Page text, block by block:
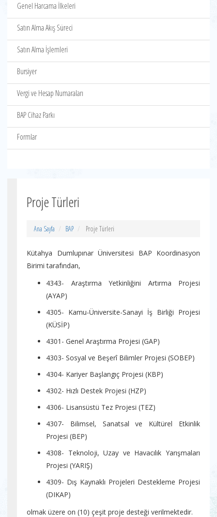
Genel Harcama İlkeleri
Satın Alma Akış Süreci
Satın Alma İşlemleri
Bursiyer
Vergi ve Hesap Numaraları
BAP Cihaz Parkı
Formlar
Proje Türleri
Ana Sayfa BAP Proje Türleri
Kütahya Dumlupınar Üniversitesi BAP Koordinasyon
Birimi tarafından,
4343- Araştırma Yetkinliğini Artırma Projesi
(AYAP)
4305- Kamu-Üniversite-Sanayi İş Birliği Projesi
(KÜSİP)
4301- Genel Araştırma Projesi (GAP)
4303- Sosyal ve Beşerî Bilimler Projesi (SOBEP)
4304- Kariyer Başlangıç Projesi (KBP)
4302- Hızlı Destek Projesi (HZP)
4306- Lisansüstü Tez Projesi (TEZ)
4307- Bilimsel, Sanatsal ve Kültürel Etkinlik
Projesi (BEP)
4308- Teknoloji, Uzay ve Havacılık Yarışmaları
Projesi (YARIŞ)
4309- Dış Kaynaklı Projeleri Destekleme Projesi
(DIKAP)
olmak üzere on (10) çeşit proje desteği verilmektedir.